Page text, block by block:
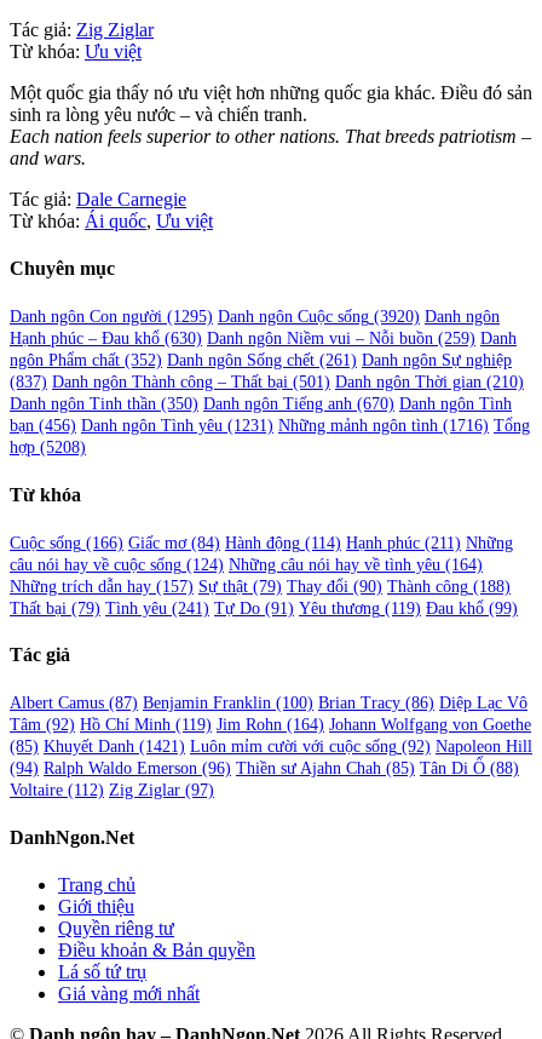
Tác giả: Zig Ziglar
Từ khóa: Ưu việt
Một quốc gia thấy nó ưu việt hơn những quốc gia khác. Điều đó sản
sinh ra lòng yêu nước – và chiến tranh.
Each nation feels superior to other nations. That breeds patriotism –
and wars.
Tác giả: Dale Carnegie
Từ khóa: Ái quốc, Ưu việt
Chuyên mục
Danh ngôn Con người (1295) Danh ngôn Cuộc sống (3920) Danh ngôn
Hạnh phúc – Đau khổ (630) Danh ngôn Niềm vui – Nỗi buồn (259) Danh
ngôn Phẩm chất (352) Danh ngôn Sống chết (261) Danh ngôn Sự nghiệp
(837) Danh ngôn Thành công – Thất bại (501) Danh ngôn Thời gian (210)
Danh ngôn Tinh thần (350) Danh ngôn Tiếng anh (670) Danh ngôn Tình
bạn (456) Danh ngôn Tình yêu (1231) Những mảnh ngôn tình (1716) Tổng
hợp (5208)
Từ khóa
Cuộc sống (166) Giấc mơ(84) Hành động (114) Hạnh phúc (211) Những
câu nói hay về cuộc sống (124) Những câu nói hay về tình yêu (164)
Những trích dẫn hay (157) Sự thật (79) Thay đổi (90) Thành công (188)
Thất bại (79) Tình yêu (241) Tự Do (91) Yêu thương (119) Đau khổ (99)
Tác giả
Albert Camus (87) Benjamin Franklin (100) Brian Tracy (86) Diệp Lạc Vô
Tâm (92) Hồ Chí Minh (119) Jim Rohn (164) Johann Wolfgang von Goethe
(85) Khuyết Danh (1421) Luôn mỉm cười với cuộc sống (92) Napoleon Hill
(94) Ralph Waldo Emerson (96) Thiền sư Ajahn Chah (85) Tân Di Ổ (88)
Voltaire (112) Zig Ziglar (97)
DanhNgon.Net
Trang chủ
Giới thiệu
Quyền riêng tư
Điều khoản & Bản quyền
Lá số tứ trụ
Giá vàng mới nhất
© Danh ngôn hay – DanhNgon.Net 2026 All Rights Reserved.